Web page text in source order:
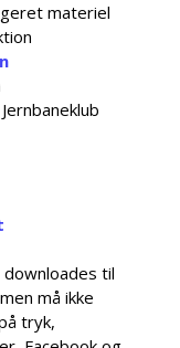
materiel
til
må ikke
tryk,